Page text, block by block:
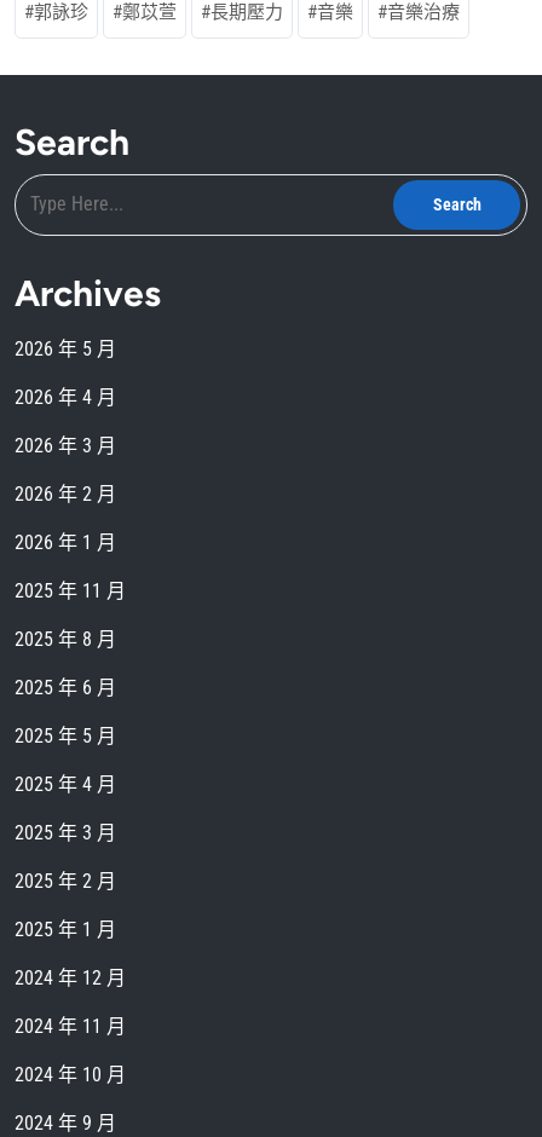
郭詠珍 鄭苡萱 長期壓力 音樂 音樂治療
Search
Archives
2026 年 5 月
2026 年 4 月
2026 年 3 月
2026 年 2 月
2026 年 1 月
2025 年 11 月
2025 年 8 月
2025 年 6 月
2025 年 5 月
2025 年 4 月
2025 年 3 月
2025 年 2 月
2025 年 1 月
2024 年 12 月
2024 年 11 月
2024 年 10 月
2024 年 9 月